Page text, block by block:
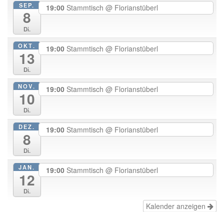
SEP.
8
Di.
19:00 Stammtisch @ Florianstüberl
OKT.
13
Di.
19:00 Stammtisch @ Florianstüberl
NOV.
10
Di.
19:00 Stammtisch @ Florianstüberl
DEZ.
8
Di.
19:00 Stammtisch @ Florianstüberl
JAN.
12
Di.
19:00 Stammtisch @ Florianstüberl
Kalender anzeigen